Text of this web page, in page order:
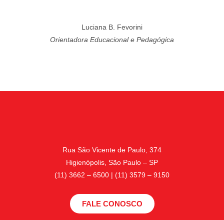
Luciana B. Fevorini
Orientadora Educacional e Pedagógica
Rua São Vicente de Paulo, 374
Higienópolis, São Paulo – SP
(11) 3662 – 6500 | (11) 3579 – 9150
FALE CONOSCO